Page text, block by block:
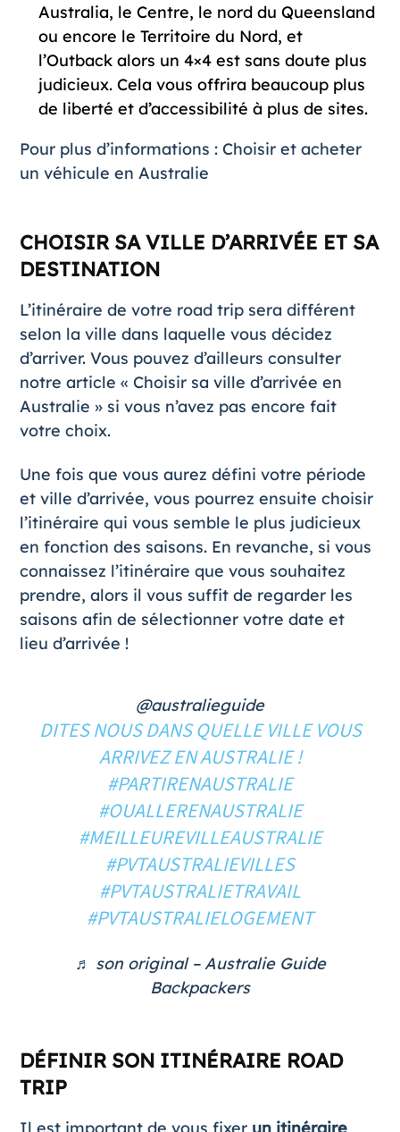
Australia, le Centre, le nord du Queensland
ou encore le Territoire du Nord, et
l’Outback alors un 4×4 est sans doute plus
judicieux. Cela vous offrira beaucoup plus
de liberté et d’accessibilité à plus de sites.
Pour plus d’informations : Choisir et acheter
un véhicule en Australie
CHOISIR SA VILLE D’ARRIVÉE ET SA
DESTINATION
L’itinéraire de votre road trip sera différent
selon la ville dans laquelle vous décidez
d’arriver. Vous pouvez d’ailleurs consulter
notre article « Choisir sa ville d’arrivée en
Australie » si vous n’avez pas encore fait
votre choix.
Une fois que vous aurez défini votre période
et ville d’arrivée, vous pourrez ensuite choisir
l’itinéraire qui vous semble le plus judicieux
en fonction des saisons. En revanche, si vous
connaissez l’itinéraire que vous souhaitez
prendre, alors il vous suffit de regarder les
saisons afin de sélectionner votre date et
lieu d’arrivée !
@australieguide
DITES NOUS DANS QUELLE VILLE VOUS
ARRIVEZ EN AUSTRALIE !
#PARTIRENAUSTRALIE
#OUALLERENAUSTRALIE
#MEILLEUREVILLEAUSTRALIE
#PVTAUSTRALIEVILLES
#PVTAUSTRALIETRAVAIL
#PVTAUSTRALIELOGEMENT
♬ son original – Australie Guide
Backpackers
DÉFINIR SON ITINÉRAIRE ROAD
TRIP
Il est important de vous fixer un itinéraire